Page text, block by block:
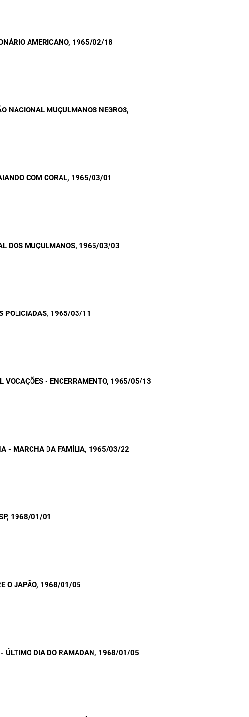
AMERICANO, 1965/02/18
NACIONAL MUÇULMANOS NEGROS,
COM CORAL, 1965/03/01
DOS MUÇULMANOS, 1965/03/03
POLICIADAS, 1965/03/11
VOCAÇÕES - ENCERRAMENTO, 1965/05/13
- MARCHA DA FAMÍLIA, 1965/03/22
, 1968/01/01
O JAPÃO, 1968/01/05
ÚLTIMO DIA DO RAMADAN, 1968/01/05